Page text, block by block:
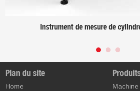
Instrument de mesure de
Plan du site
Home